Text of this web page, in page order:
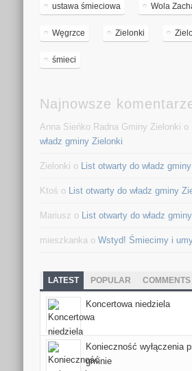
ustawa śmieciowa Wola
Węgrzce Zielonki
śmieci
Najnowsze
Anna Sieńko Radna Gminy Zielonki o
władz gminy Zielonki
Zielonki o List otwarty do władz
Ktoś o List otwarty do władz gminy
Mariusz o List otwarty do władz
mieszkanka oWstyd! Śmiecimy i
LATEST POPULAR COMMENTS
Koncertowa niedziela
Konieczność wyłączenia
gminie